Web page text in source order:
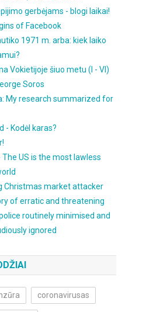
gerbėjams - blogi laikai!
of Facebook
1971 m. arba: kiek laiko
Vokietijoje šiuo metu (I - VI)
Soros
My research summarized for
- Kodėl karas?
US is the most lawless
Christmas market attacker
of erratic and threatening
routinely minimised and
ignored
coronavirusas